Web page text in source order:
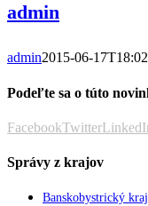
admin
admin2015-06-
Podeľte sa o túto
FacebookTwitter
Správy z krajov
Banskobystrický kraj